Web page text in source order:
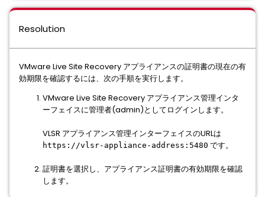
Resolution
VMware Live Site Recovery アプライアンスの証明書の現在の有
効期限を確認するには、次の手順を実行します。
VMware Live Site Recovery アプライアンス管理インタ
ーフェイスに管理者(admin)としてログインします。
VLSR アプライアンス管理インターフェイスのURLは
https://vlsr-appliance-address:5480 です。
証明書を選択し、アプライアンス証明書の有効期限を確認
します。